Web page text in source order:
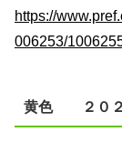
https://
006253/
黄色 ２０２